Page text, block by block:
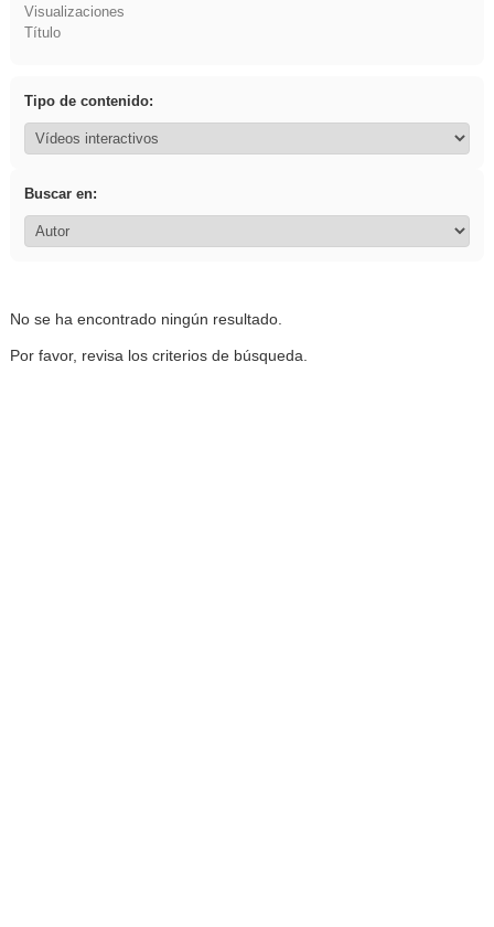
Visualizaciones
Título
Tipo de contenido:
Buscar en:
No se ha encontrado ningún resultado.
Por favor, revisa los criterios de búsqueda.